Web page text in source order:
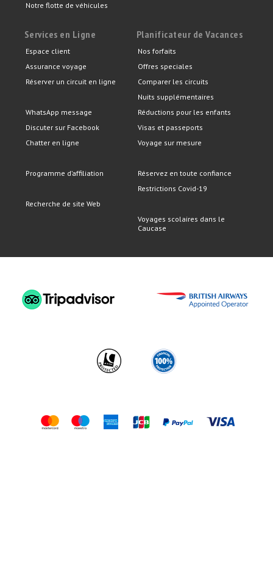
Notre flotte de véhicules
Services en Ligne
Espace client
Assurance voyage
Réserver un circuit en ligne
WhatsApp message
Discuter sur Facebook
Chatter en ligne
Programme d’affiliation
Recherche de site Web
Planificateur de Vacances
Nos forfaits
Offres speciales
Comparer les circuits
Nuits supplémentaires
Réductions pour les enfants
Visas et passeports
Voyage sur mesure
Réservez en toute confiance
Restrictions Covid-19
Voyages scolaires dans le
Caucase